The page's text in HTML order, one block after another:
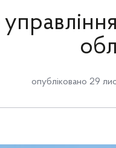
опубліковано 29